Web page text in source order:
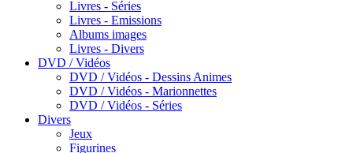
Livres - Séries
Livres - Emissions
Albums images
Livres - Divers
DVD / Vidéos
DVD / Vidéos - Dessins Animes
DVD / Vidéos - Marionnettes
DVD / Vidéos - Séries
Divers
Jeux
Figurines